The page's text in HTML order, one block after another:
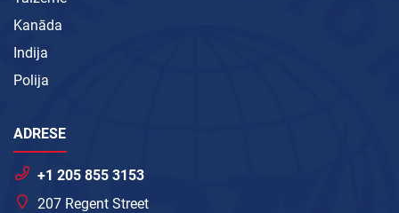
Kanāda
Indija
Polija
ADRESE
+1 205 855 3153
207 Regent Street